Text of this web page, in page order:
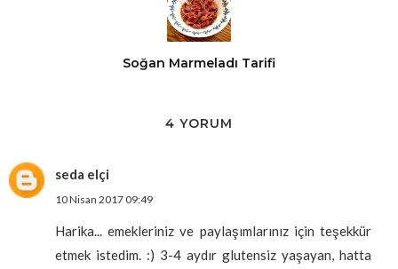
Soğan Marmeladı Tarifi
4 YORUM
seda elçi
10 Nisan 2017 09:49
Harika... emekleriniz ve paylaşımlarınız için teşekkür
etmek istedim. :) 3-4 aydır glutensiz yaşayan, hatta